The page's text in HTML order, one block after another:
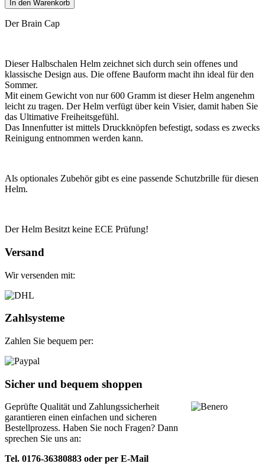
In den Warenkorb
Der Brain Cap
Dieser Halbschalen Helm zeichnet sich durch sein offenes und
klassische Design aus. Die offene Bauform macht ihn ideal für den
Sommer.
Mit einem Gewicht von nur 600 Gramm ist dieser Helm angenehm
leicht zu tragen. Der Helm verfügt über kein Visier, damit haben Sie
das Ultimative Freiheitsgefühl.
Das Innenfutter ist mittels Druckknöpfen befestigt, sodass es zwecks
Reinigung entnommen werden kann.
Als optionales Zubehör gibt es eine passende Schutzbrille für diesen
Helm.
Der Helm Besitzt keine ECE Prüfung!
Versand
Wir versenden mit:
Zahlsysteme
Zahlen Sie bequem per:
Sicher und bequem shoppen
Geprüfte Qualität und Zahlungssicherheit
garantieren einen einfachen und sicheren
Bestellprozess. Haben Sie noch Fragen? Dann
sprechen Sie uns an:
Tel. 0176-36380883 oder per E-Mail